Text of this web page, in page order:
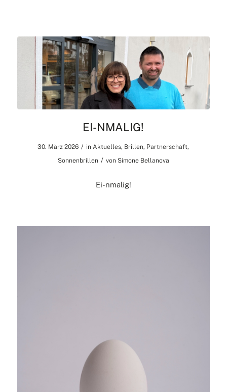
EI-NMALIG!
30. März 2026 / in Aktuelles, Brillen, Partnerschaft,
Sonnenbrillen / von Simone Bellanova
Ei-nmalig!